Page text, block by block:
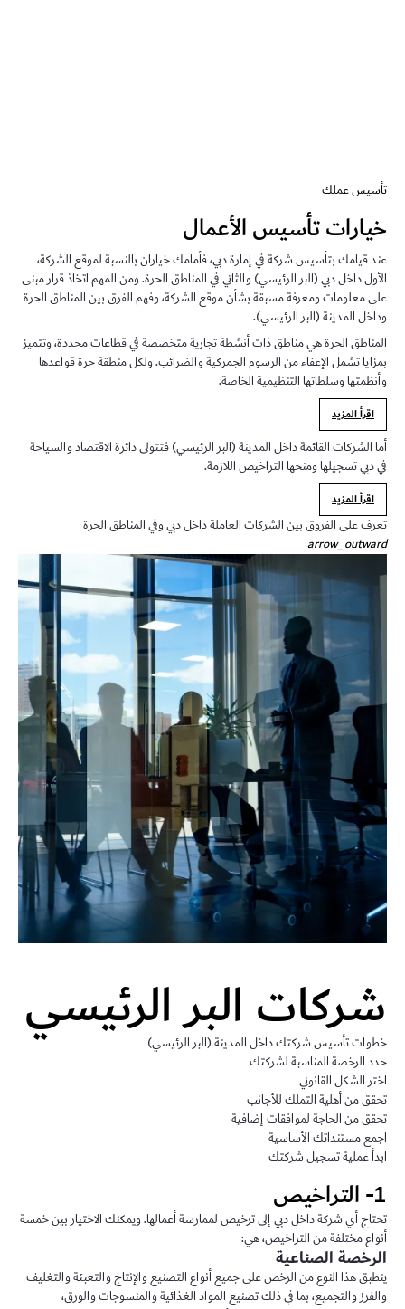
تأسيس عملك
خيارات تأسيس الأعمال
عند قيامك بتأسيس شركة في إمارة دبي، فأمامك خياران بالنسبة لموقع الشركة،
الأول داخل دبي (البر الرئيسي) والثاني في المناطق الحرة. ومن المهم اتخاذ قرار مبنى
على معلومات ومعرفة مسبقة بشأن موقع الشركة، وفهم الفرق بين المناطق الحرة
وداخل المدينة (البر الرئيسي).
المناطق الحرة هي مناطق ذات أنشطة تجارية متخصصة في قطاعات محددة، وتتميز
بمزايا تشمل الإعفاء من الرسوم الجمركية والضرائب. ولكل منطقة حرة قواعدها
وأنظمتها وسلطاتها التنظيمية الخاصة.
اقرأ المزيد
أما الشركات القائمة داخل المدينة (البر الرئيسي) فتتولى دائرة الاقتصاد والسياحة
في دبي تسجيلها ومنحها التراخيص اللازمة.
اقرأ المزيد
تعرف على الفروق بين الشركات العاملة داخل دبي وفي المناطق الحرة
arrow_outward
شركات البر الرئيسي
خطوات تأسيس شركتك داخل المدينة (البر الرئيسي)
حدد الرخصة المناسبة لشركتك
اختر الشكل القانوني
تحقق من أهلية التملك للأجانب
تحقق من الحاجة لموافقات إضافية
اجمع مستنداتك الأساسية
ابدأ عملية تسجيل شركتك
1- التراخيص
تحتاج أي شركة داخل دبي إلى ترخيص لممارسة أعمالها. ويمكنك الاختيار بين خمسة
أنواع مختلفة من التراخيص، هي:
الرخصة الصناعية
ينطبق هذا النوع من الرخص على جميع أنواع التصنيع والإنتاج والتعبئة والتغليف
والفرز والتجميع، بما في ذلك تصنيع المواد الغذائية والمنسوجات والورق،